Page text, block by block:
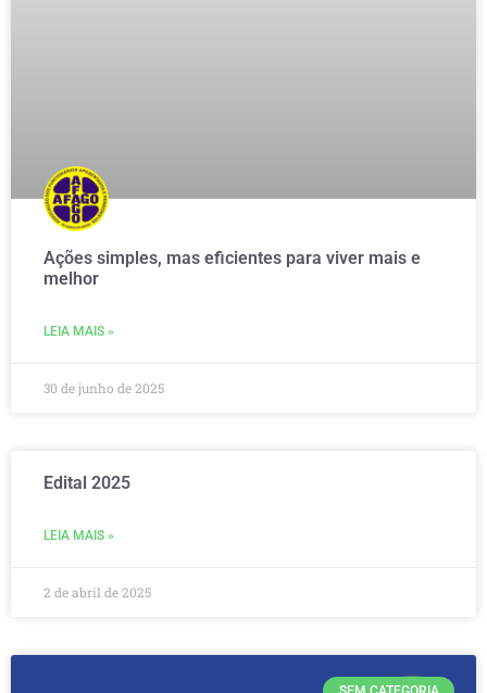
Ações simples, mas eficientes para viver mais e
melhor
LEIA MAIS »
30 de junho de 2025
Edital 2025
LEIA MAIS »
2 de abril de 2025